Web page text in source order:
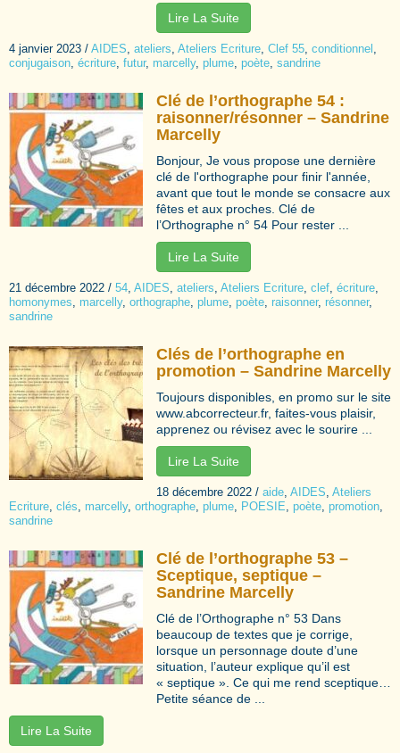
Lire La Suite
4 janvier 2023 / AIDES ateliers Ateliers Ecriture Clef 55 conditionnel
conjugaison écriture futur, marcelly, plume poète sandrine
Clé de l’orthographe 54 :
raisonner/résonner – Sandrine
Marcelly
Bonjour, Je vous propose une dernière
clé de l'orthographe pour finir l'année,
avant que tout le monde se consacre aux
fêtes et aux proches. Clé de
l’Orthographe n° 54 Pour rester ...
Lire La Suite
21 décembre 2022 / 54 AIDES ateliers Ateliers Ecriture clef écriture
homonymes
marcelly, orthographe plume poète raisonner, résonner,
sandrine
Clés de l’orthographe en
promotion – Sandrine Marcelly
Toujours disponibles, en promo sur le site
www.abcorrecteur.fr, faites-vous plaisir,
apprenez ou révisez avec le sourire ...
Lire La Suite
18 décembre 2022 / aide AIDES Ateliers
Ecriture clés marcelly, orthographe plume POESIE poète promotion
sandrine
Clé de l’orthographe 53 –
Sceptique, septique –
Sandrine Marcelly
Clé de l’Orthographe n° 53 Dans
beaucoup de textes que je corrige,
lorsque un personnage doute d’une
situation, l’auteur explique qu’il est
« septique ». Ce qui me rend sceptique…
Petite séance de ...
Lire La Suite